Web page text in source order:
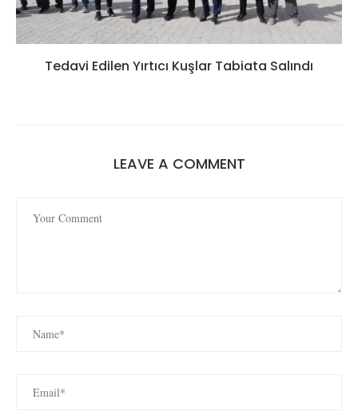
Tedavi Edilen Yırtıcı Kuşlar Tabiata Salındı
LEAVE A COMMENT